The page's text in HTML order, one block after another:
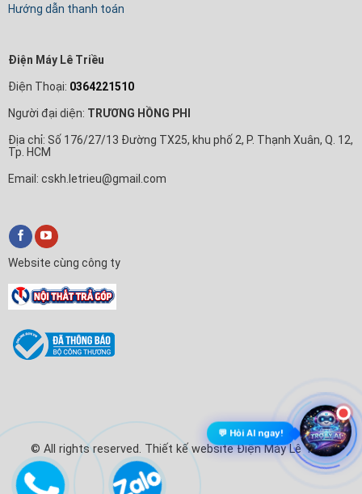
Hướng dẫn thanh toán
Điện Máy Lê Triều
Điện Thoại: 0364221510
Người đại diện: TRƯƠNG HỒNG PHI
Địa chỉ: Số 176/27/13 Đường TX25, khu phố 2, P. Thạnh Xuân, Q. 12,
Tp. HCM
Email: cskh.letrieu@gmail.com
Website cùng công ty
© All rights reserved. Thiết kế website Điện Máy Lê Triều
💬 Hỏi AI ngay!